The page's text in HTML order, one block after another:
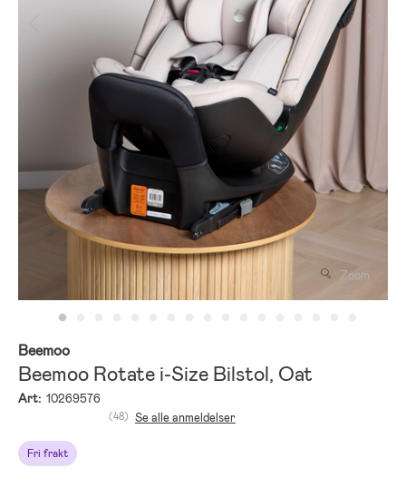
Zoom
Beemoo
Beemoo Rotate i-Size Bilstol, Oat
Art: 10269576
Fri frakt
(48) Se alle anmeldelser